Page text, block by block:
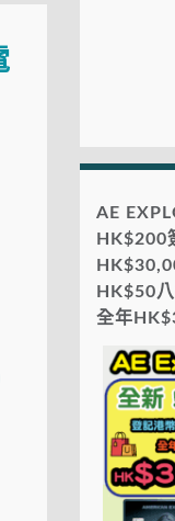
AE
HK$200
HK$50
全年